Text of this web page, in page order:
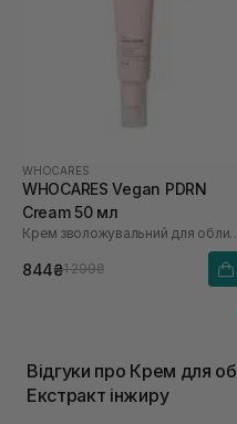
WHOCARES
WHOCARES Vegan PDRN
Cream 50 мл
Крем зволожувальний для
844₴1 299₴
Відгуки про Крем для
Екстракт інжиру